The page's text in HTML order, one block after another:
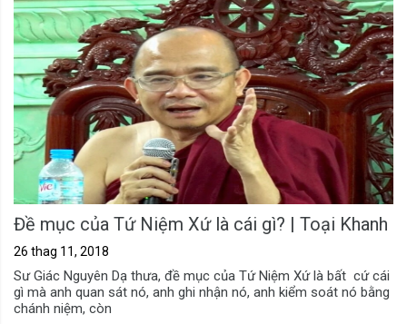
Đề mục của Tứ Niệm Xứ là cái gì? | Toại Khanh
26 thag 11, 2018
Sư Giác Nguyên Dạ thưa, đề mục của Tứ Niệm Xứ là bất cứ cái
gì mà anh quan sát nó, anh ghi nhận nó, anh kiểm soát nó bằng
chánh niệm, còn